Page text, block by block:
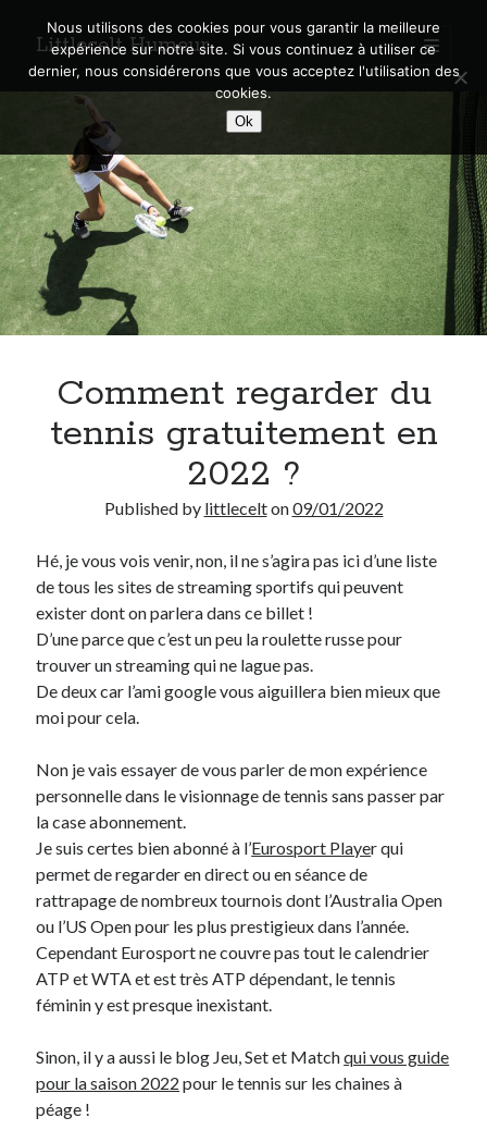
Littlecelt Humeur
open
primary
menu
Sidebar
Recherche sur le blog
Search
Derniers articles
Municipales 2026 : Lyon, Métropole et Caluire, mon choix pour l’avenir
Quel Lyonnais es-tu, Renaud Ducher ?
A quand une véritable place pour le vélo à Caluire dans la Métropole de
Lyon ?
Comment je vis ma vie sur un vélo
Entretien ménagerdansT’as vu quoi ? #52
JFdansC’était pas mieux avant… à Lyon
littleceltdansComment j’ai opéré ma vélorution toute personnelle
AnthonydansComment j’ai opéré ma vélorution toute personnelle
Renaud Ducher dansComment j’ai opéré ma vélorution toute
Commentaires récents
Entretien ménagerdansT’as vu quoi ? #52
JFdans C’était pas mieux avant… à Lyon
littleceltdansComment j’ai opéré ma vélorution toute personnelle
AnthonydansComment j’ai opéré ma vélorution toute personnelle
Renaud DucherdansComment j’ai opéré ma vélorution toute
personnelle
A Lyon
Bon plan du dimanche
Coup de coeur
Comment regarder du
tennis gratuitement en
2022 ?
Published by littlecelton09/01/2022
Hé, je vous vois venir, non, il ne s’agira pas ici d’une liste
de tous les sites de streaming sportifs qui peuvent
exister dont on parlera dans ce billet !
D’une parce que c’est un peu la roulette russe pour
trouver un streaming qui ne lague pas.
De deux car l’ami google vous aiguillera bien mieux que
moi pour cela.
Non je vais essayer de vous parler de mon expérience
personnelle dans le visionnage de tennis sans passer par
la case abonnement.
Je suis certes bien abonné à l’Eurosport Player qui
permet de regarder en direct ou en séance de
rattrapage de nombreux tournois dont l’Australia Open
ou l’US Open pour les plus prestigieux dans l’année.
Cependant Eurosport ne couvre pas tout le calendrier
ATP et WTA et est très ATP dépendant, le tennis
féminin y est presque inexistant.
Sinon, il y a aussi le blog Jeu, Set et Matchqui vous guide
pour la saison 2022 pour le tennis sur les chaines à
péage !
Nous utilisons des cookies pour vous garantir la meilleure
expérience sur notre site. Si vous continuez à utiliser ce
dernier, nous considérerons que vous acceptez l'utilisation des
cookies.
Ok